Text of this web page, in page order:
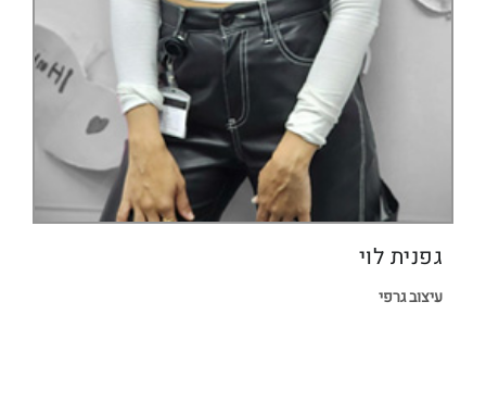
גפנית לוי
עיצוב גרפי